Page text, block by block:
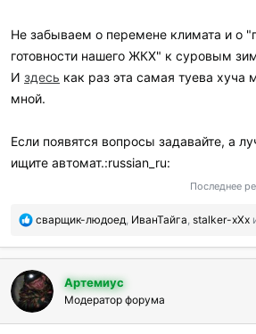
Не забываем о перемене климата и о
готовности нашего ЖКХ" к суровым
И здесь как раз эта самая туева хуча
мной.
Если появятся вопросы задавайте, а
ищите автомат.:russian_ru:
Последнее
П
б
а
г
о
сварщик-людоед ИванТайга stalker-xXx
Артемиус
Модератор форума